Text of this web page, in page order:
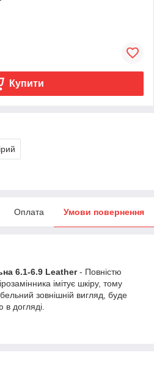
Купити
Оплата Умови повернення
6.1-6.9 Leather- Повністю
імітує шкіру, тому
зовнішній вигляд, буде
в догляді.